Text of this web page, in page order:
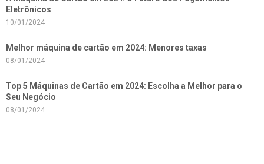
Eletrônicos
10/01/2024
Melhor máquina de cartão em 2024: Menores taxas
08/01/2024
Top 5 Máquinas de Cartão em 2024: Escolha a Melhor para o
Seu Negócio
08/01/2024